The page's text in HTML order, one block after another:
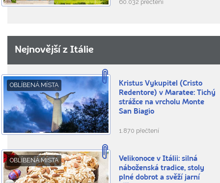
60.032 přečtení
Nejnovější z Itálie
OBLÍBENÁ MÍSTA
Kristus Vykupitel (Cristo
Redentore) v Maratee: Tichý
strážce na vrcholu Monte
San Biagio
1.870 přečtení
OBLÍBENÁ MÍSTA
Velikonoce v Itálii: silná
náboženská tradice, stoly
plné dobrot a svěží jarní